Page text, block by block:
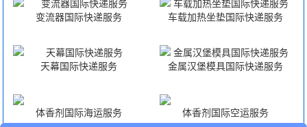
变流器国际快递服务 车载加热坐垫国际快递服务
天幕国际快递服务 金属汉堡模具国际快递服务
体香剂国际海运服务 体香剂国际空运服务